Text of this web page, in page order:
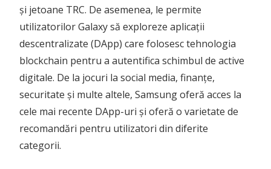
și jetoane TRC. De asemenea, le permite
utilizatorilor Galaxy să exploreze aplicații
descentralizate (DApp) care folosesc tehnologia
blockchain pentru a autentifica schimbul de active
digitale. De la jocuri la social media, finanțe,
securitate și multe altele, Samsung oferă acces la
cele mai recente DApp-uri și oferă o varietate de
recomandări pentru utilizatori din diferite
categorii.